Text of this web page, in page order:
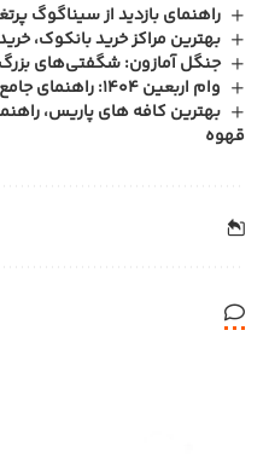
راهنمای بازدید از سیناگوگ
بهترین مراکز خرید بانکوک،
جنگل آمازون: شگفتی‌های
وام اربعین ۱۴۰۴: راهنمای جامع ثبت نام، شرایط و نحوه دریافت
بهترین کافه‌ های پاریس،
قهوه